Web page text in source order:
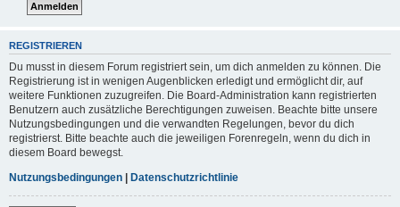
REGISTRIEREN
Du musst in diesem Forum registriert sein, um dich anmelden zu können. Die
Registrierung ist in wenigen Augenblicken erledigt und ermöglicht dir, auf
weitere Funktionen zuzugreifen. Die Board-Administration kann registrierten
Benutzern auch zusätzliche Berechtigungen zuweisen. Beachte bitte unsere
Nutzungsbedingungen und die verwandten Regelungen, bevor du dich
registrierst. Bitte beachte auch die jeweiligen Forenregeln, wenn du dich in
diesem Board bewegst.
Nutzungsbedingungen | Datenschutzrichtlinie